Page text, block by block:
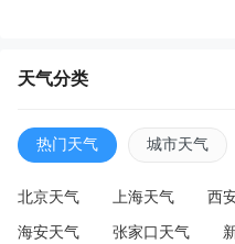
天气分类
热门天气 城市天气
北京天气 上海天气 西
海安天气 张家口天气